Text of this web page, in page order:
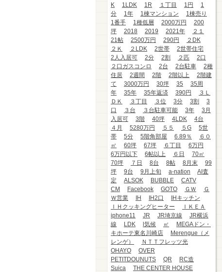
K
1LDK 1R １丁目 1円
1
分
1年 1棟マンション
1棟売り
1番手
1種低層 2000万円
200
坪
2018 2019 2021年
２１
21帖
2500万円 290円
２DK
２Ｋ
２LDK 2世帯
2世帯住宅
2人入居可
2分 2割 ２匹
2口
２口ガスコンロ
2台 2台駐車
2種
住居
2週間 2階 2階以上
2階建
て
3000万円 30坪 35
35周
年
35年 35年返済 390円
３Ｌ
ＤＫ
３丁目 ３位 3分 3割
3
口
３台 ３台駐車可能 3年
3月
入居可
3階 40坪 4LDK
4台
４月
5280万円 ５５ ５G
5世
帯
5分 5階角部屋 6.89％
６０
㎡
60坪 67坪 ６丁目
6万円
6万円以下
6帖以上 ６日
70㎡
70坪
７日 8台 8帖 8月末
99
坪
9台 9月上旬 a-nation
AI査
定
ALSOK BUBBLE
CATV
CM
Facebook GOTO ＧＷ
Ｇ
Ｗ営業
IH IH2口
IHキッチン
ＩＨクッキングヒーター
ＩＫＥＡ
iphone11
JR JR埼京線
JR横浜
線
LDK l気候 ㎡
MEGAドン・
キホーテ東名川崎店
Merengue（メ
レンゲ）
ＮＴＴフレッツ光
OHAYO
OVER
PETITDOUNUTS
QR
RC造
Suica
THE CENTER HOUSE